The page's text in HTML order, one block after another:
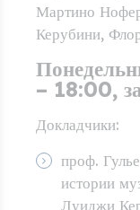
Мартино
Керубини,
– 18:00,
Докладчики:
проф.
истории
Луиджи